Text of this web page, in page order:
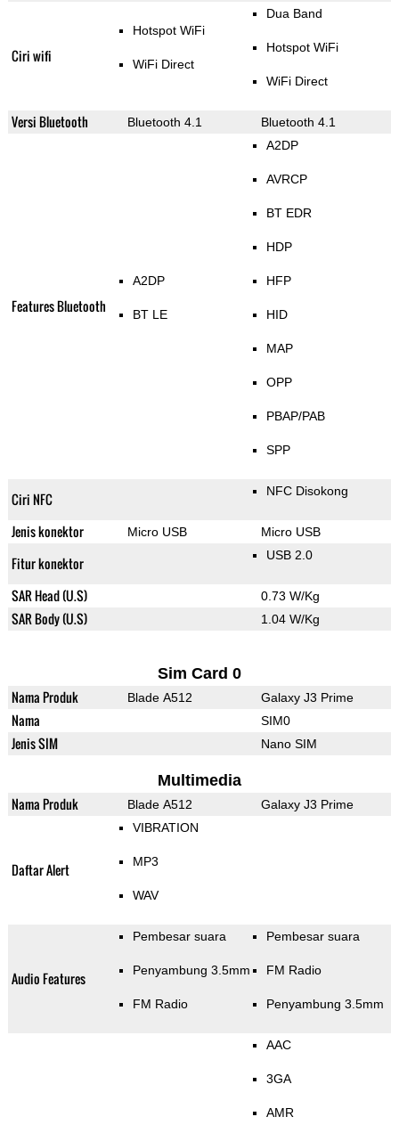
Ciri wifi
Hotspot WiFi
WiFi Direct
Dua Band
Hotspot WiFi
WiFi Direct
Versi Bluetooth Bluetooth 4.1 Bluetooth 4.1
Features Bluetooth
A2DP
BT LE
A2DP
AVRCP
BT EDR
HDP
HFP
HID
MAP
OPP
PBAP/PAB
SPP
Ciri NFC NFC Disokong
Jenis konektor Micro USB Micro USB
Fitur konektor USB 2.0
SAR Head (U.S) 0.73 W/Kg
SAR Body (U.S) 1.04 W/Kg
Sim Card 0
Nama Produk Blade A512 Galaxy J3 Prime
Nama SIM0
Jenis SIM Nano SIM
Multimedia
Nama Produk Blade A512 Galaxy J3 Prime
Daftar Alert
VIBRATION
MP3
WAV
Audio Features
Pembesar suara
Penyambung 3.5mm
FM Radio
Pembesar suara
FM Radio
Penyambung 3.5mm
AAC
3GA
AMR